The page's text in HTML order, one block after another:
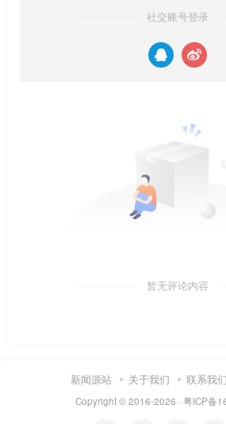
社交账号登录
暂无评论内容
新闻源站 关于我们 联系我们
Copyright © 2016-2026 · 粤ICP备